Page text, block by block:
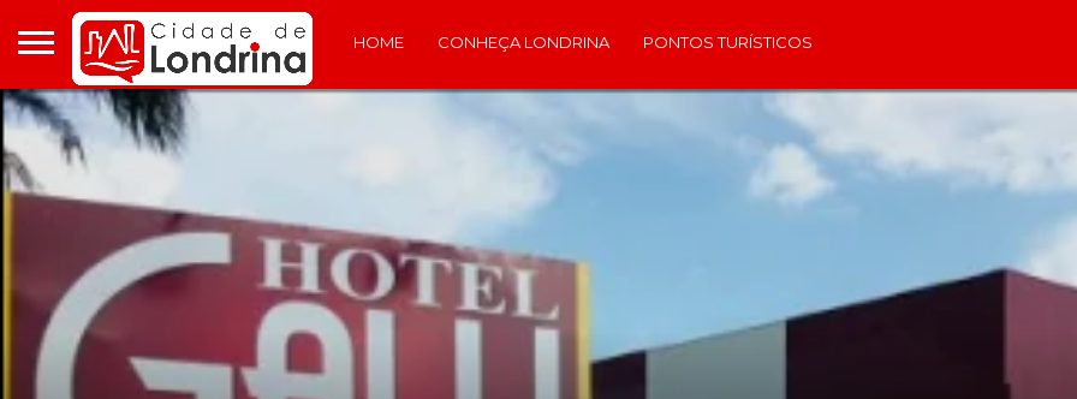
HOME CONHEÇA LONDRINA PONTOS TURÍSTICOS